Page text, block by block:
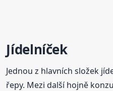
Jídelníček
Jednou z hlavních složek
řepy. Mezi další hojně